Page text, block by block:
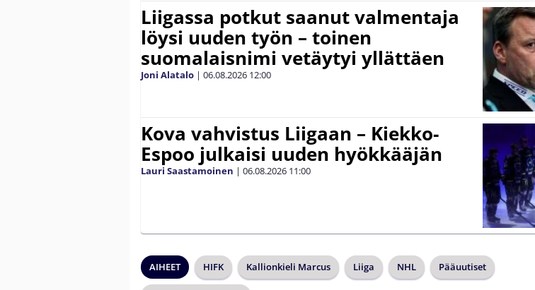
Liigassa potkut saanut valmentaja
löysi uuden työn – toinen
suomalaisnimi vetäytyi yllättäen
Joni Alatalo | 06.08.2026 12:00
Kova vahvistus Liigaan – Kiekko-
Espoo julkaisi uuden hyökkääjän
Lauri Saastamoinen | 06.08.2026 11:00
AIHEET HIFK Kallionkieli Marcus Liiga NHL Pääuutiset